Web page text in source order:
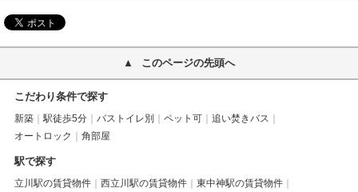
このページの先頭へ
こだわり条件で探す
新築 駅徒歩5分 バストイレ別 ペット可
追い焚きバス
オートロック
角部屋
駅で探す
立川駅の賃貸物件 西立川駅の賃貸物件
東中神駅の賃貸物件